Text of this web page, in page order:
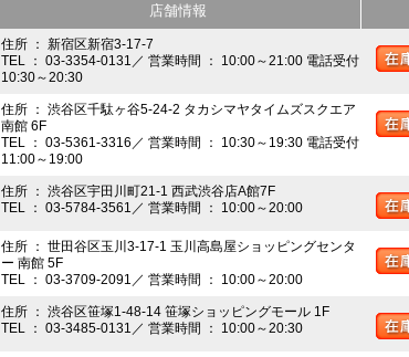
店舗情報
住所 ： 新宿区新宿3-17-7
TEL ： 03-3354-0131／ 営業時間 ： 10:00～21:00 電話受付
10:30～20:30
住所 ： 渋谷区千駄ヶ谷5-24-2 タカシマヤタイムズスクエア
南館 6F
TEL ： 03-5361-3316／ 営業時間 ： 10:30～19:30 電話受付
11:00～19:00
住所 ： 渋谷区宇田川町21-1 西武渋谷店A館7F
TEL ： 03-5784-3561／ 営業時間 ： 10:00～20:00
住所 ： 世田谷区玉川3-17-1 玉川高島屋ショッピングセンタ
ー 南館 5F
TEL ： 03-3709-2091／ 営業時間 ： 10:00～20:00
住所 ： 渋谷区笹塚1-48-14 笹塚ショッピングモール 1F
TEL ： 03-3485-0131／ 営業時間 ： 10:00～20:30